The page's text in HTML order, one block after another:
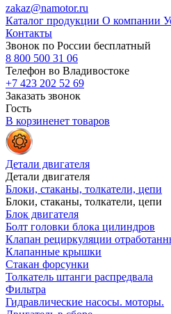
zakaz@namotor.ru
Каталог продукции О компании
Контакты
Звонок по России бесплатный
8 800 500 31 06
Телефон во Владивостоке
+7 423 202 52 69
Заказать звонок
Гость
В корзиненет товаров
Детали двигателя
Детали двигателя
Блоки, стаканы, толкатели, цепи
Блоки, стаканы, толкатели, цепи
Блок двигателя
Болт головки блока цилиндров
Клапан рециркуляции
Клапанные крышки
Стакан форсунки
Толкатель штанги распредвала
Фильтра
Гидравлические насосы. моторы.